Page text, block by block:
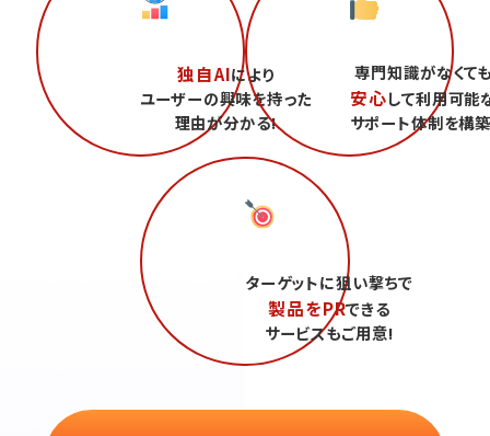
独自AIにより
ユーザーの興味を持った
理由が分かる!
専門知識がなくて
安心して利用可能
サポート体制を構
ターゲットに狙い撃ちで
製品をPRできる
サービスもご用意!